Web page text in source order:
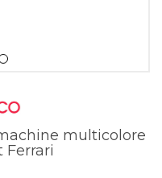
multicolore
Ferrari